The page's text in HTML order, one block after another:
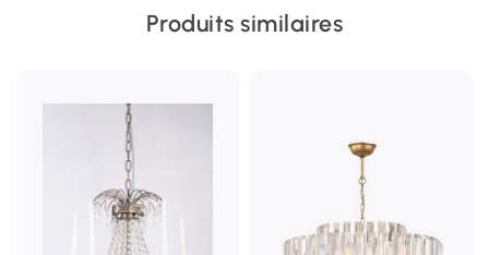
Produits similaires